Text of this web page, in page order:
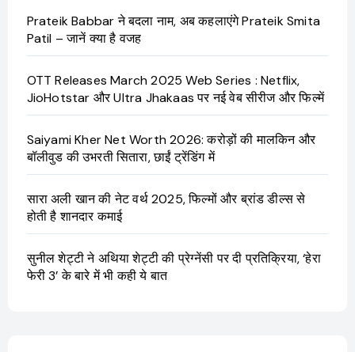
Prateik Babbar ने बदला नाम, अब कहलाएंगे Prateik Smita
Patil – जानें क्या है वजह
OTT Releases March 2025 Web Series : Netflix,
JioHotstar और Ultra Jhakaas पर नई वेब सीरीज और फिल्में
Saiyami Kher Net Worth 2026: करोड़ों की मालकिन और
बॉलीवुड की उभरती सितारा, छाईं ट्रेंडिंग में
सारा अली खान की नेट वर्थ 2025, फिल्मों और ब्रांड डील्स से
होती है शानदार कमाई
सुनील शेट्टी ने अथिया शेट्टी की प्रेग्नेंसी पर दी प्रतिक्रिया, ‘हेरा
फेरी 3’ के बारे में भी कही ये बात